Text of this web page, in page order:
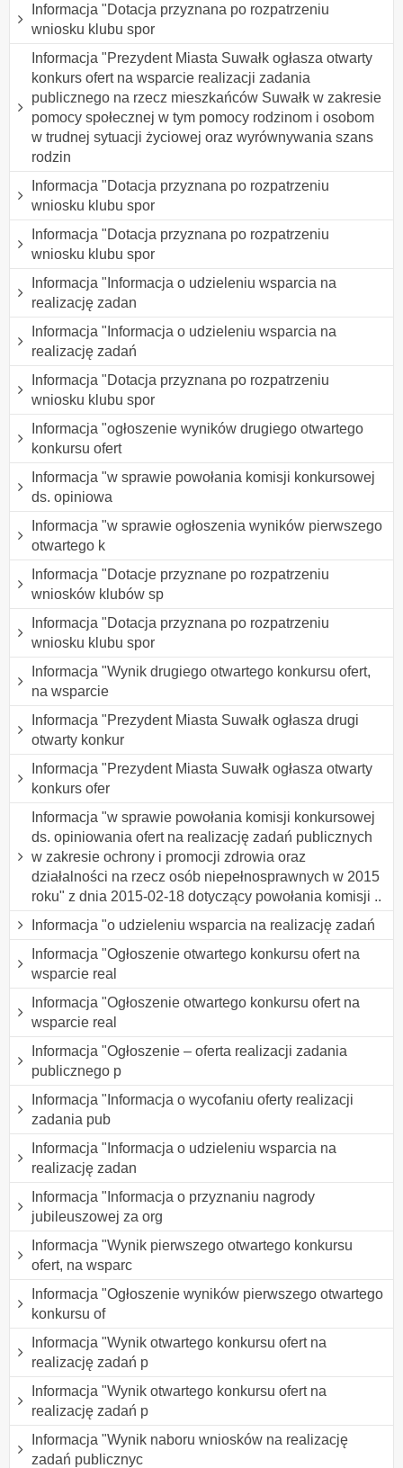
Informacja "Dotacja przyznana po rozpatrzeniu
wniosku klubu spor
Informacja "Prezydent Miasta Suwałk ogłasza otwarty
konkurs ofert na wsparcie realizacji zadania
publicznego na rzecz mieszkańców Suwałk w zakresie
pomocy społecznej w tym pomocy rodzinom i osobom
w trudnej sytuacji życiowej oraz wyrównywania szans
rodzin
Informacja "Dotacja przyznana po rozpatrzeniu
wniosku klubu spor
Informacja "Dotacja przyznana po rozpatrzeniu
wniosku klubu spor
Informacja "Informacja o udzieleniu wsparcia na
realizację zadan
Informacja "Informacja o udzieleniu wsparcia na
realizację zadań
Informacja "Dotacja przyznana po rozpatrzeniu
wniosku klubu spor
Informacja "ogłoszenie wyników drugiego otwartego
konkursu ofert
Informacja "w sprawie powołania komisji konkursowej
ds. opiniowa
Informacja "w sprawie ogłoszenia wyników pierwszego
otwartego k
Informacja "Dotacje przyznane po rozpatrzeniu
wniosków klubów sp
Informacja "Dotacja przyznana po rozpatrzeniu
wniosku klubu spor
Informacja "Wynik drugiego otwartego konkursu ofert,
na wsparcie
Informacja "Prezydent Miasta Suwałk ogłasza drugi
otwarty konkur
Informacja "Prezydent Miasta Suwałk ogłasza otwarty
konkurs ofer
Informacja "w sprawie powołania komisji konkursowej
ds. opiniowania ofert na realizację zadań publicznych
w zakresie ochrony i promocji zdrowia oraz
działalności na rzecz osób niepełnosprawnych w 2015
roku" z dnia 2015-02-18 dotyczący powołania komisji ..
Informacja "o udzieleniu wsparcia na realizację zadań
Informacja "Ogłoszenie otwartego konkursu ofert na
wsparcie real
Informacja "Ogłoszenie otwartego konkursu ofert na
wsparcie real
Informacja "Ogłoszenie – oferta realizacji zadania
publicznego p
Informacja "Informacja o wycofaniu oferty realizacji
zadania pub
Informacja "Informacja o udzieleniu wsparcia na
realizację zadan
Informacja "Informacja o przyznaniu nagrody
jubileuszowej za org
Informacja "Wynik pierwszego otwartego konkursu
ofert, na wsparc
Informacja "Ogłoszenie wyników pierwszego otwartego
konkursu of
Informacja "Wynik otwartego konkursu ofert na
realizację zadań p
Informacja "Wynik otwartego konkursu ofert na
realizację zadań p
Informacja "Wynik naboru wniosków na realizację
zadań publicznyc